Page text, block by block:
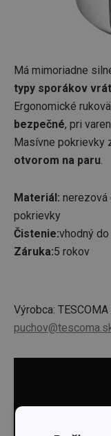
Má mimoriadne
typy sporákov
Ergonomické
bezpečné, pri
Masívne pokrievky
otvorom na paru
Materiál: nerezová
pokrievky
Čistenie:vhodný do
Záruka:5 rokov
Výrobca: